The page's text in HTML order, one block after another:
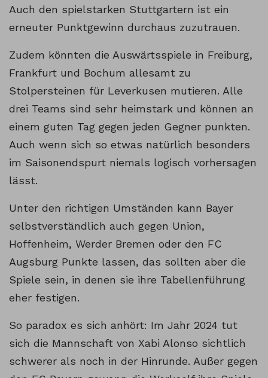
Auch den spielstarken Stuttgartern ist ein
erneuter Punktgewinn durchaus zuzutrauen.
Zudem könnten die Auswärtsspiele in Freiburg,
Frankfurt und Bochum allesamt zu
Stolpersteinen für Leverkusen mutieren. Alle
drei Teams sind sehr heimstark und können an
einem guten Tag gegen jeden Gegner punkten.
Auch wenn sich so etwas natürlich besonders
im Saisonendspurt niemals logisch vorhersagen
lässt.
Unter den richtigen Umständen kann Bayer
selbstverständlich auch gegen Union,
Hoffenheim, Werder Bremen oder den FC
Augsburg Punkte lassen, das sollten aber die
Spiele sein, in denen sie ihre Tabellenführung
eher festigen.
So paradox es sich anhört: Im Jahr 2024 tut
sich die Mannschaft von Xabi Alonso sichtlich
schwerer als noch in der Hinrunde. Außer gegen